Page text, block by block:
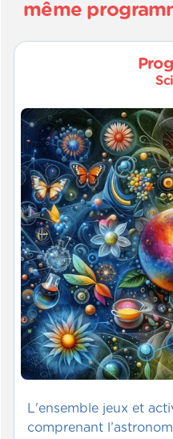
même
L'ensemble jeux et
comprenant